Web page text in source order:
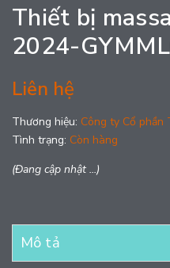
Thiết bị
2024-
Liên hệ
Thương hiệu: Công ty Cổ phần
Tình trạng: Còn hàng
(Đang cập nhật ...)
Mô tả